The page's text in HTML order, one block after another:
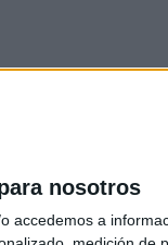
nosotros
accedemos a